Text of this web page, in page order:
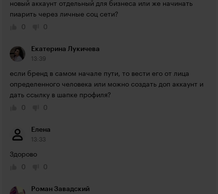
новый аккаунт отдельный для бизнеса или же начинать
пиарить через личные соц сети?
0
0
Екатерина Лукичева
13:39
если бренд в самом начале пути, то вести его от лица
определенного человека или можно создать доп аккаунт и
дать ссылку в шапке профиля?
0
0
Елена
13:33
Здорово
0
0
Роман Завадский